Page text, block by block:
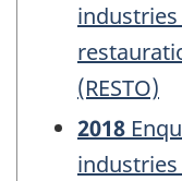
industries
(RESTO)
2018
industries